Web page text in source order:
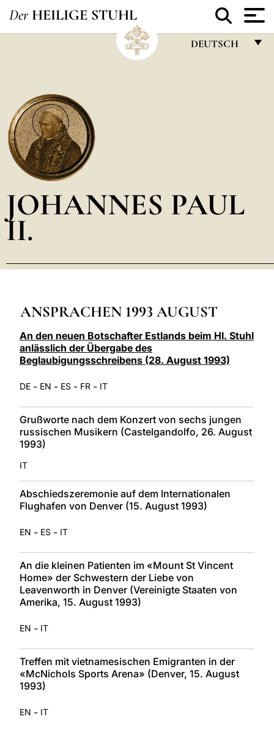
Der HEILIGE STUHL
DEUTSCH
POLSKI
JOHANNES PAUL
II.
ANSPRACHEN 1993 AUGUST
An den neuen Botschafter Estlands beim Hl. Stuhl
anlässlich der Übergabe des
Beglaubigungsschreibens (28. August 1993)
DE - EN - ES - FR - IT
Grußworte nach dem Konzert von sechs jungen
russischen Musikern (Castelgandolfo, 26. August
1993)
IT
Abschiedszeremonie auf dem Internationalen
Flughafen von Denver (15. August 1993)
EN - ES - IT
An die kleinen Patienten im «Mount St Vincent
Home» der Schwestern der Liebe von
Leavenworth in Denver (Vereinigte Staaten von
Amerika, 15. August 1993)
EN - IT
Treffen mit vietnamesischen Emigranten in der
«McNichols Sports Arena» (Denver, 15. August
1993)
EN - IT